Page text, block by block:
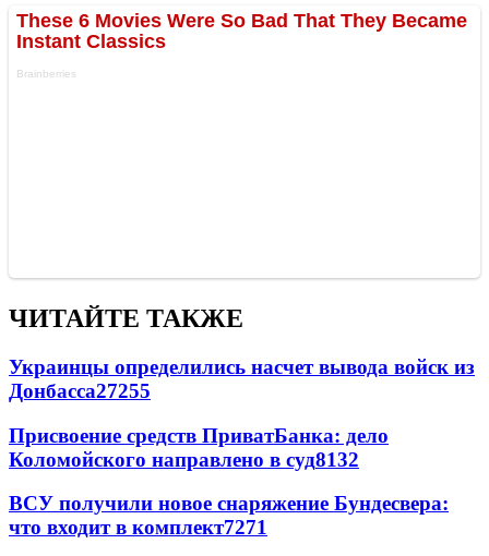
ЧИТАЙТЕ ТАКЖЕ
Украинцы определились насчет вывода войск из
Донбасса27255
Присвоение средств ПриватБанка: дело
Коломойского направлено в суд8132
ВСУ получили новое снаряжение Бундесвера:
что входит в комплект7271